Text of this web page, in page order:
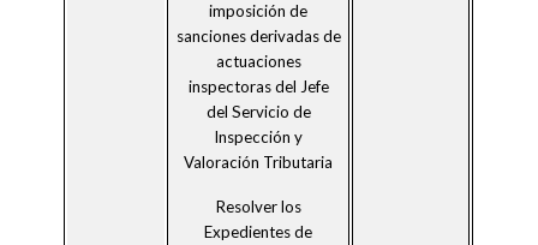
imposición de
sanciones derivadas de
actuaciones
inspectoras del Jefe
del Servicio de
Inspección y
Valoración Tributaria
Resolver los
Expedientes de